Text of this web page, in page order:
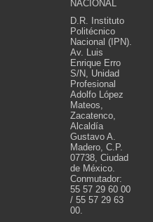
NACIONAL
D.R. Instituto
Politécnico
Nacional (IPN).
Av. Luis
Enrique Erro
S/N, Unidad
Profesional
Adolfo López
Mateos,
Zacatenco,
Alcaldía
Gustavo A.
Madero, C.P.
07738, Ciudad
de México.
Conmutador:
55 57 29 60 00
/ 55 57 29 63
00.